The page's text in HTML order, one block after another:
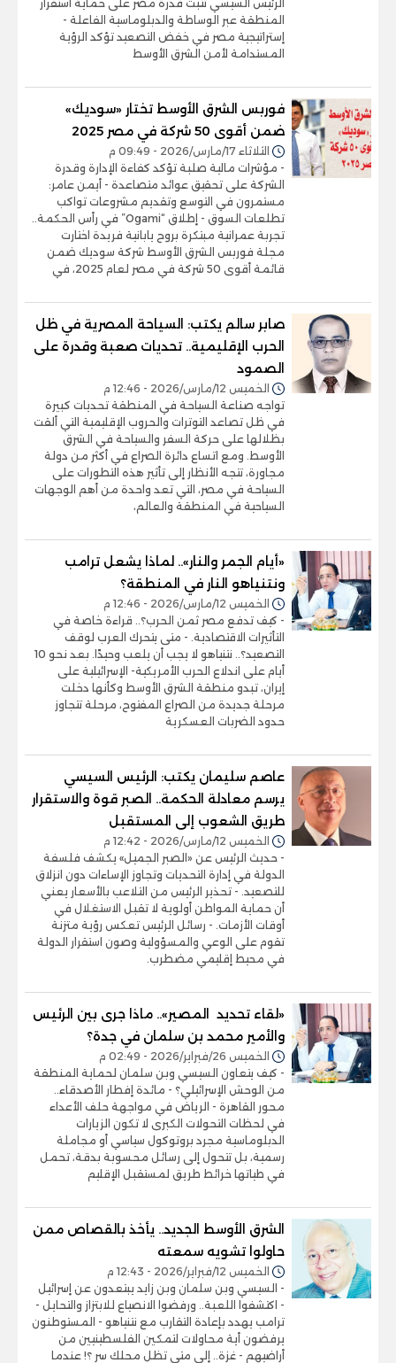
الرئيس السيسي تثبت قدرة مصر على حماية استقرار
المنطقة عبر الوساطة والدبلوماسية الفاعلة -
إستراتيجية مصر في خفض التصعيد تؤكد الرؤية
المستدامة لأمن الشرق الأوسط
فوربس الشرق الأوسط تختار «سوديك»
ضمن أقوى 50 شركة في مصر 2025
الثلاثاء 17/مارس/2026 - 09:49 م
- مؤشرات مالية صلبة تؤكد كفاءة الإدارة وقدرة
الشركة على تحقيق عوائد متصاعدة - أيمن عامر:
مستمرون في التوسع وتقديم مشروعات تواكب
تطلعات السوق - إطلاق “Ogami” في رأس الحكمة..
تجربة عمرانية مبتكرة بروح يابانية فريدة اختارت
مجلة فوربس الشرق الأوسط شركة سوديك ضمن
قائمة أقوى 50 شركة في مصر لعام 2025، في
صابر سالم يكتب: السياحة المصرية في ظل
الحرب الإقليمية.. تحديات صعبة وقدرة على
الصمود
الخميس 12/مارس/2026 - 12:46 م
تواجه صناعة السياحة في المنطقة تحديات كبيرة
في ظل تصاعد التوترات والحروب الإقليمية التي ألقت
بظلالها على حركة السفر والسياحة في الشرق
الأوسط. ومع اتساع دائرة الصراع في أكثر من دولة
مجاورة، تتجه الأنظار إلى تأثير هذه التطورات على
السياحة في مصر، التي تعد واحدة من أهم الوجهات
السياحية في المنطقة والعالم،
«أيام الجمر والنار».. لماذا يشعل ترامب
ونتنياهو النار في المنطقة؟
الخميس 12/مارس/2026 - 12:46 م
- كيف تدفع مصر ثمن الحرب؟.. قراءة خاصة في
التأثيرات الاقتصادية. - متى يتحرك العرب لوقف
التصعيد؟.. نتنياهو لا يجب أن يلعب وحيدًا. بعد نحو 10
أيام على اندلاع الحرب الأمريكية- الإسرائيلية على
إيران، تبدو منطقة الشرق الأوسط وكأنها دخلت
مرحلة جديدة من الصراع المفتوح، مرحلة تتجاوز
حدود الضربات العسكرية
عاصم سليمان يكتب: الرئيس السيسي
يرسم معادلة الحكمة.. الصبر قوة والاستقرار
طريق الشعوب إلى المستقبل
الخميس 12/مارس/2026 - 12:42 م
- حديث الرئيس عن «الصبر الجميل» يكشف فلسفة
الدولة في إدارة التحديات وتجاوز الإساءات دون انزلاق
للتصعيد. - تحذير الرئيس من التلاعب بالأسعار يعني
أن حماية المواطن أولوية لا تقبل الاستغلال في
أوقات الأزمات. - رسائل الرئيس تعكس رؤية متزنة
تقوم على الوعي والمسؤولية وصون استقرار الدولة
في محيط إقليمي مضطرب.
«لقاء تحديد المصير».. ماذا جرى بين الرئيس
والأمير محمد بن سلمان في جدة؟
الخميس 26/فبراير/2026 - 02:49 م
- كيف يتعاون السيسي وبن سلمان لحماية المنطقة
من الوحش الإسرائيلي؟ - مائدة إفطار الأصدقاء..
محور القاهرة - الرياض في مواجهة حلف الأعداء
في لحظات التحولات الكبرى لا تكون الزيارات
الدبلوماسية مجرد بروتوكول سياسي أو مجاملة
رسمية، بل تتحول إلى رسائل محسوبة بدقة، تحمل
في طياتها خرائط طريق لمستقبل الإقليم
الشرق الأوسط الجديد.. يأخذ بالقصاص ممن
حاولوا تشويه سمعته
الخميس 12/فبراير/2026 - 12:43 م
- السيسي وبن سلمان وبن زايد يبتعدون عن إسرائيل
- اكتشفوا اللعبة.. ورفضوا الانصياع للابتزاز والتحايل -
ترامب يهدد بإعادة التقارب مع نتنياهو - المستوطنون
يرفضون أية محاولات لتمكين الفلسطينيين من
أراضيهم - غزة.. إلى متى تظل محلك سر ؟! عندما